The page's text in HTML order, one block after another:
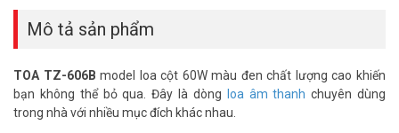
Mô tả sản phẩm
TOA TZ-606B model loa cột 60W màu đen chất lượng cao khiến
bạn không thể bỏ qua. Đây là dòng loa âm thanh chuyên dùng
trong nhà với nhiều mục đích khác nhau.